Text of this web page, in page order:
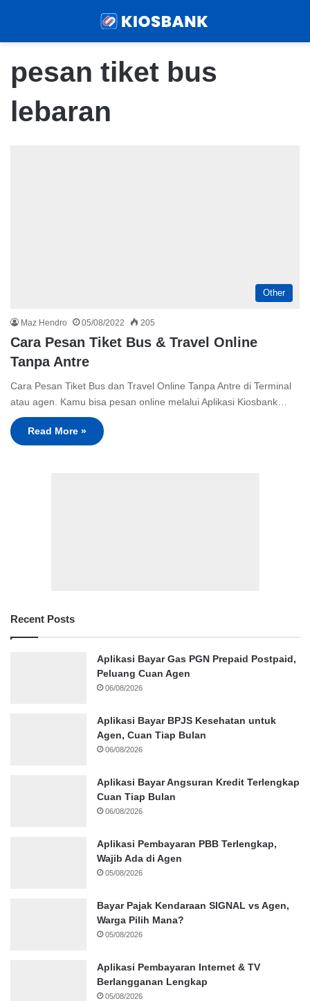
pesan tiket bus
lebaran
Other
Maz Hendro 05/08/2022 205
Cara Pesan Tiket Bus & Travel Online
Tanpa Antre
Cara Pesan Tiket Bus dan Travel Online Tanpa Antre di Terminal
atau agen. Kamu bisa pesan online melalui Aplikasi Kiosbank…
Read More »
Recent Posts
Aplikasi Bayar Gas PGN Prepaid Postpaid,
Peluang Cuan Agen
06/08/2026
Aplikasi Bayar BPJS Kesehatan untuk
Agen, Cuan Tiap Bulan
06/08/2026
Aplikasi Bayar Angsuran Kredit Terlengkap
Cuan Tiap Bulan
06/08/2026
Aplikasi Pembayaran PBB Terlengkap,
Wajib Ada di Agen
05/08/2026
Bayar Pajak Kendaraan SIGNAL vs Agen,
Warga Pilih Mana?
05/08/2026
Aplikasi Pembayaran Internet & TV
Berlangganan Lengkap
05/08/2026